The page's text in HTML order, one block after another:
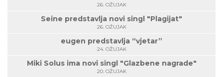
26. OŽUJAK
Seine predstavlja novi singl "Plagijat"
26. OŽUJAK
eugen predstavlja “vjetar”
24. OŽUJAK
Miki Solus ima novi singl "Glazbene nagrade"
20. OŽUJAK